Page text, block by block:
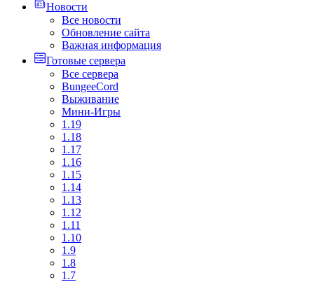
Новости
Все новости
Обновление сайта
Важная информация
Готовые сервера
Все сервера
BungeeCord
Выживание
Мини-Игры
1.19
1.18
1.17
1.16
1.15
1.14
1.13
1.12
1.11
1.10
1.9
1.8
1.7